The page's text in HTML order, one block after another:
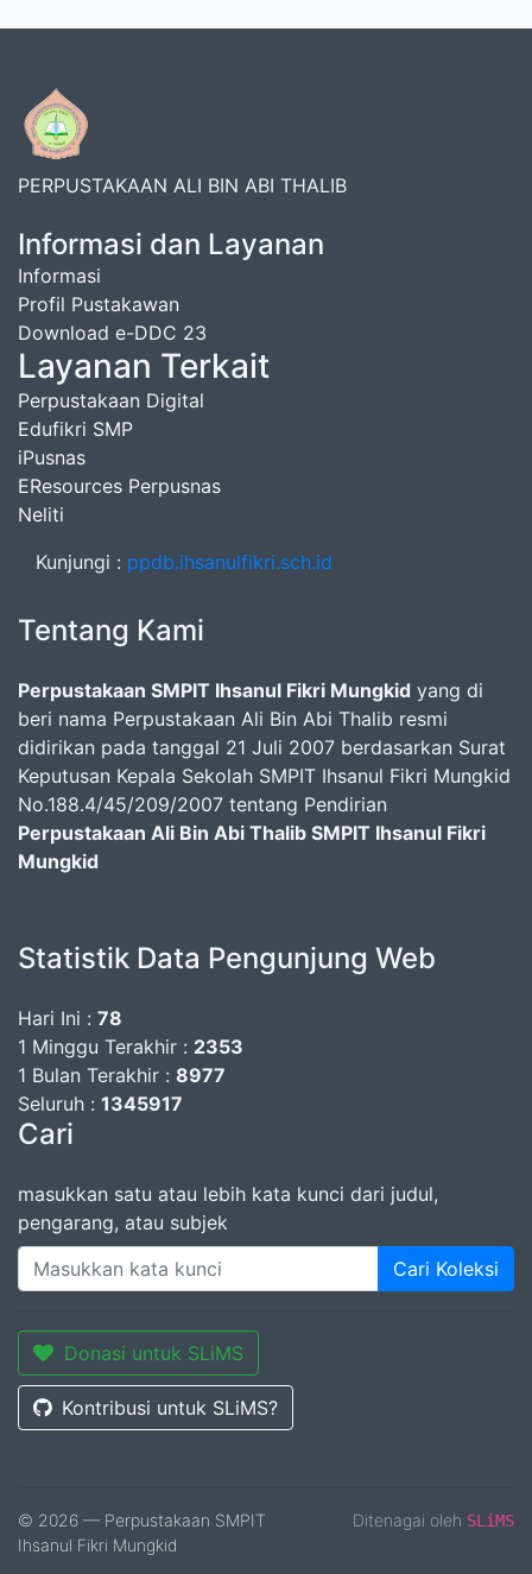
PERPUSTAKAAN ALI BIN ABI THALIB
Informasi dan Layanan
Informasi
Profil Pustakawan
Download e-DDC 23
Layanan Terkait
Perpustakaan Digital
Edufikri SMP
iPusnas
EResources Perpusnas
Neliti
Kunjungi : ppdb.ihsanulfikri.sch.id
Tentang Kami
Perpustakaan SMPIT Ihsanul Fikri Mungkid yang di
beri nama Perpustakaan Ali Bin Abi Thalib resmi
didirikan pada tanggal 21 Juli 2007 berdasarkan Surat
Keputusan Kepala Sekolah SMPIT Ihsanul Fikri Mungkid
No.188.4/45/209/2007 tentang Pendirian
Perpustakaan Ali Bin Abi Thalib SMPIT Ihsanul Fikri
Mungkid
Statistik Data Pengunjung Web
Hari Ini : 78
1 Minggu Terakhir : 2353
1 Bulan Terakhir : 8977
Seluruh : 1345917
Cari
masukkan satu atau lebih kata kunci dari judul,
pengarang, atau subjek
Cari Koleksi
Donasi untuk SLiMS
Kontribusi untuk SLiMS?
© 2026 — Perpustakaan SMPIT
Ihsanul Fikri Mungkid
Ditenagai oleh SLiMS